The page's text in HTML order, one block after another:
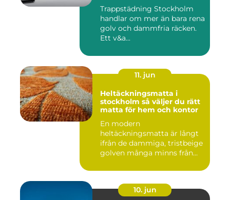
Trappstädning Stockholm
handlar om mer än bara rena
golv och dammfria räcken.
Ett v&a...
11. jun
Heltäckningsmatta i
stockholm så väljer du rätt
matta för hem och kontor
En modern
heltäckningsmatta är långt
ifrån de dammiga, tristbeige
golven många minns från
10. jun